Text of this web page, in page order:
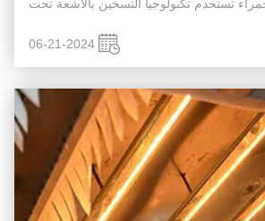
تستخدم تكنولوجيا التسخين بالأشعة تحت
تحت ا...
06-21-2024